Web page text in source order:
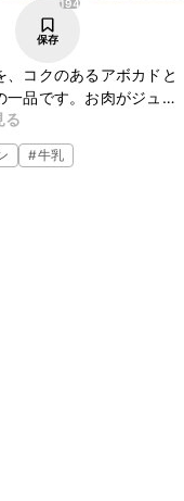
194
保存
コクのあるアボカドと
品です。お肉がジュー
パンに相性抜群です。
はいかがでしょうか。
る
#牛乳